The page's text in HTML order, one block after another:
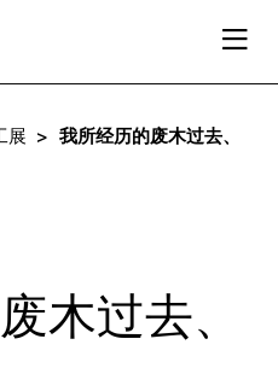
展
我所经历的废木过去、
木过去、